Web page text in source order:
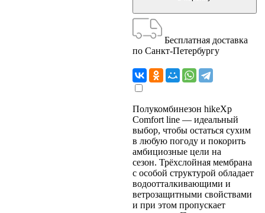
Бесплатная доставка
по Санкт-Петербургу
Полукомбинезон hikeXp
Comfort line — идеальный
выбор, чтобы остаться сухим
в любую погоду и покорить
амбициозные цели на
сезон. Трёхслойная мембрана
с особой структурой обладает
водоотталкивающими и
ветрозащитными свойствами
и при этом пропускает